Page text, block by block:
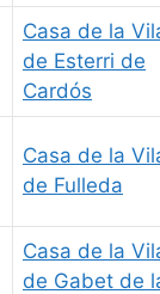
Casa de la
de Esterri de
Cardós
Casa de la
de Fulleda
Casa de la
de Gabet de